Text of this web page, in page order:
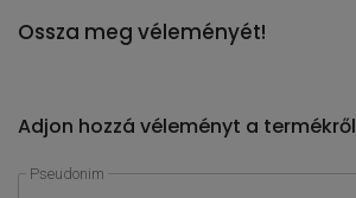
Ossza meg véleményét!
Adjon hozzá véleményt a termékről
Pseudonim